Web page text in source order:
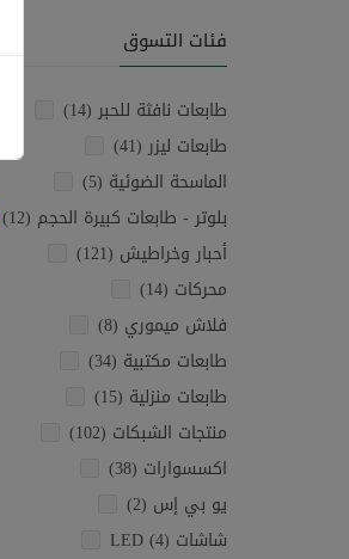
فئات التسوق
طابعات نافثة للحبر (14)
طابعات ليزر (41)
الماسحة الضوئية (5)
بلوتر - طابعات كبيرة الحجم (12)
أحبار وخراطيش (121)
محركات (14)
فلاش ميموري (8)
طابعات مكتبية (34)
طابعات منزلية (15)
منتجات الشبكات (102)
اكسسوارات (38)
يو بي إس (2)
شاشات LED (4)